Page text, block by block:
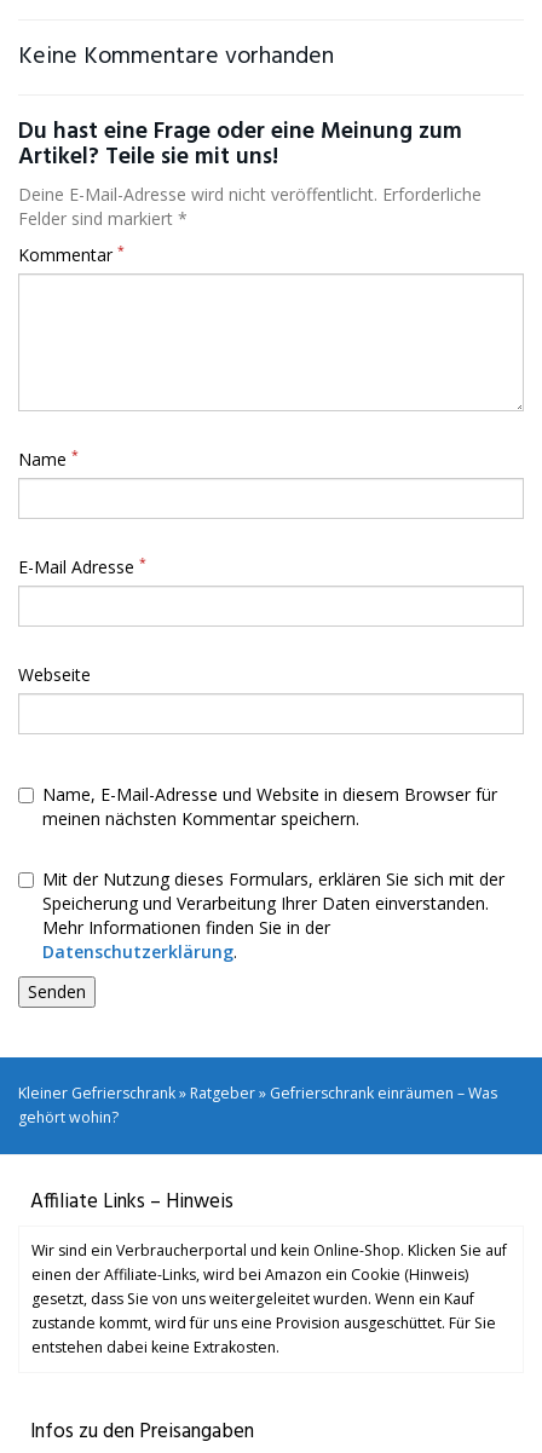
Keine Kommentare vorhanden
Du hast eine Frage oder eine Meinung zum
Artikel? Teile sie mit uns!
Deine E-Mail-Adresse wird nicht veröffentlicht. Erforderliche
Felder sind markiert *
Kommentar *
Name *
E-Mail Adresse *
Webseite
Name, E-Mail-Adresse und Website in diesem Browser für
meinen nächsten Kommentar speichern.
Mit der Nutzung dieses Formulars, erklären Sie sich mit der
Speicherung und Verarbeitung Ihrer Daten einverstanden.
Mehr Informationen finden Sie in der
Datenschutzerklärung.
Kleiner Gefrierschrank»Ratgeber» Gefrierschrank einräumen – Was
gehört wohin?
Affiliate Links – Hinweis
Wir sind ein Verbraucherportal und kein Online-Shop. Klicken Sie auf
einen der Affiliate-Links, wird bei Amazon ein Cookie (Hinweis)
gesetzt, dass Sie von uns weitergeleitet wurden. Wenn ein Kauf
zustande kommt, wird für uns eine Provision ausgeschüttet. Für Sie
entstehen dabei keine Extrakosten.
Infos zu den Preisangaben